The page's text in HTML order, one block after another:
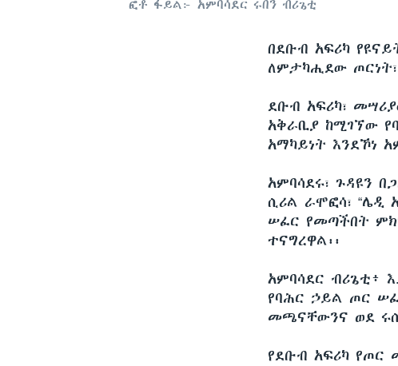
ፎቶ ፋይል፦ አምባሳደር ሩበን ብሪጌቲ
በደቡብ አፍሪካ
ለምታካሒደው
ደቡብ አፍሪካ፣
አቅራቢያ ከሚገኘው
አማካይነት እንደኾነ
አምባሳደሩ፣ ጉዳዩን
ሲሪል ራሞፎሳ፣ “ሌዲ
ሠፈር የመጣችበት
ተናግረዋል፡፡
አምባሳደር ብሪጌቲ፥
የባሕር ኃይል ጦር
መጫናቸውንና ወደ
የደቡብ አፍሪካ የጦር